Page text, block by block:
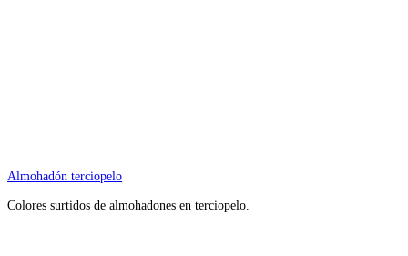
Almohadón terciopelo
Colores surtidos de almohadones en terciopelo.